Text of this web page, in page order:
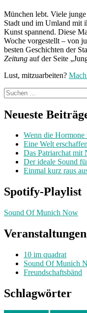
München lebt. Viele
Stadt und im Umland mit
Kunst spannend. Diese
Woche vorgestellt – von
besten Geschichten der
Zeitung auf der Seite
Lust, mitzuarbeiten?
Suchen
nach:
Neueste
Wenn die Hormone
Eine Welt
Das Patriarchat mit
Der ideale Sound
Einmal kurz raus
Spotify-Playlist
Sound Of Munich Now
Veranstaltungen
10 im quadrat
Sound Of Munich
Freundschaftsbänd
Schlagwörter